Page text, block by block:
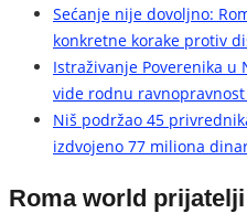
Sećanje nije dovoljno:
konkretne korake protiv
Istraživanje Poverenika
vide rodnu
Niš podržao 45
izdvojeno 77 miliona
Roma world prijatelji